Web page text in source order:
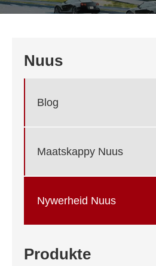
Nuus
Blog
Maatskappy Nuus
Nywerheid Nuus
Produkte